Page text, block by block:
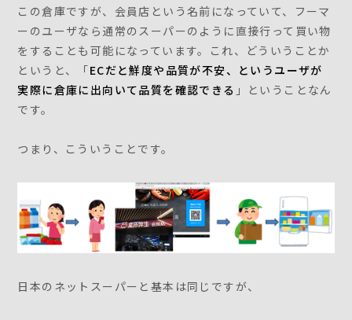
この倉庫ですが、会員店という名前になっていて、フーマ
ーのユーザなら通常のスーパーのように直接行って買い物
をすることも可能になっています。これ、どういうことか
というと、「ECだと鮮度や品質が不安、というユーザが
実際に倉庫に出向いて品質を確認できる 」ということなん
です。
つまり、こういうことです。
日本のネットスーパーと基本は同じですが、